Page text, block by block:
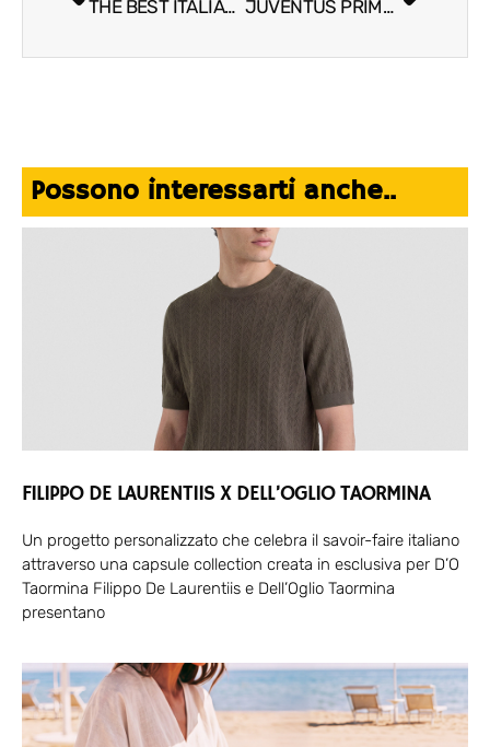
THE BEST ITALIAN BREAKFATS IN HOTELS AND CHARMING HOUSES JUVENTUS PRIMO AMORE, IL DOCUMENTARIO CHE CELEBRA L’ORGOGLIO BIANCONERO
Possono interessarti anche..
FILIPPO DE LAURENTIIS X DELL’OGLIO TAORMINA
Un progetto personalizzato che celebra il savoir-faire italiano
attraverso una capsule collection creata in esclusiva per D’O
Taormina Filippo De Laurentiis e Dell’Oglio Taormina
presentano